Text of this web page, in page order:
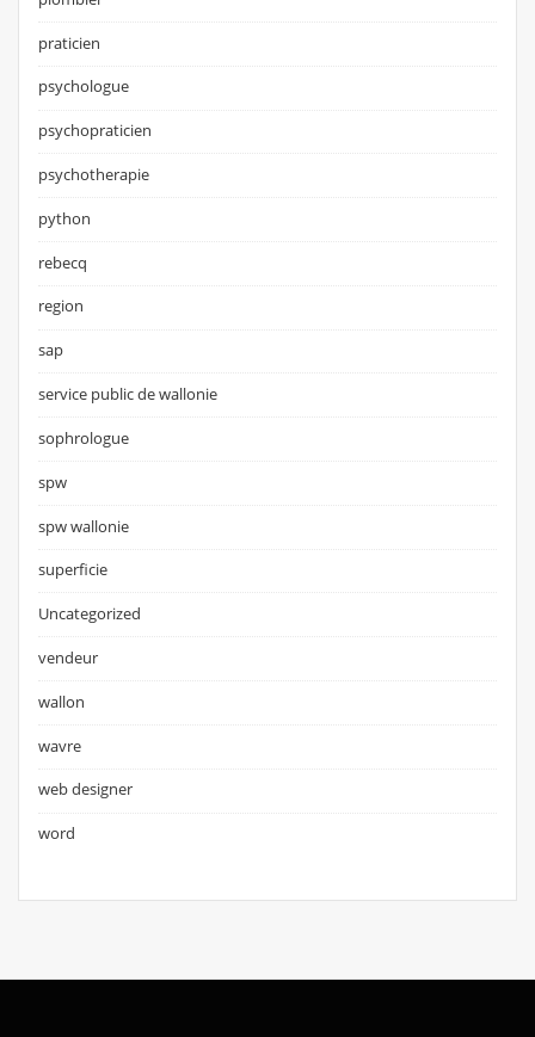
praticien
psychologue
psychopraticien
psychotherapie
python
rebecq
region
sap
service public de wallonie
sophrologue
spw
spw wallonie
superficie
Uncategorized
vendeur
wallon
wavre
web designer
word